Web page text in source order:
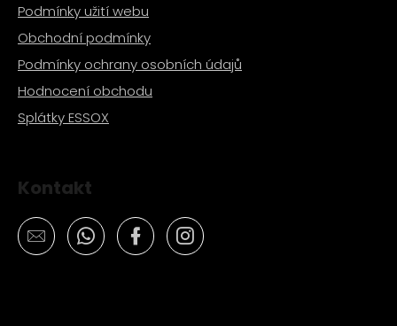
Podmínky užití webu
Obchodní podmínky
Podmínky ochrany osobních údajů
Hodnocení obchodu
Splátky ESSOX
Kontakt